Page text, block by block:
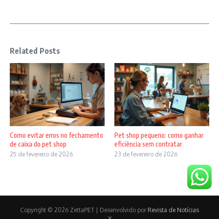
Related Posts
Como evitar erros no fechamento
de caixa do pet shop
25 de fevereiro de 2026
Pet shop pequeno: como ganhar
eficiência sem contratar
23 de fevereiro de 2026
Copyright © 2026 ZettaPET | Desenvolvido por Revista de Notícias